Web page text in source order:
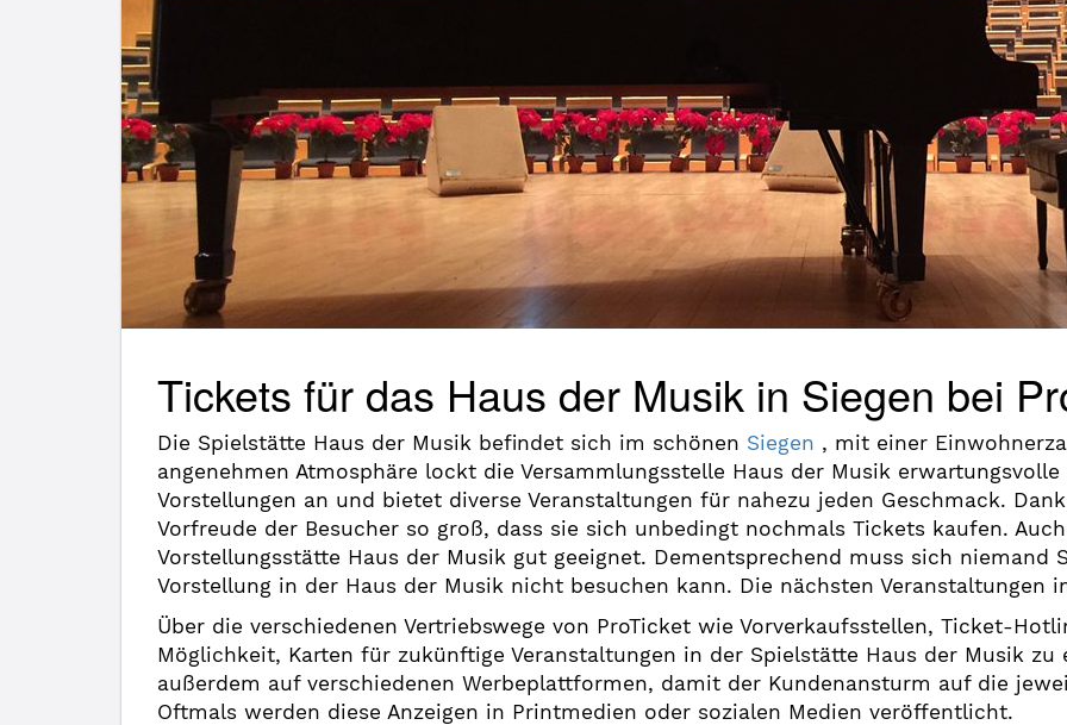
Tickets für das Haus der Musik in Siegen bei
Die Spielstätte Haus der Musik befindet sich im schönen Siegen , mit einer
angenehmen Atmosphäre lockt die Versammlungsstelle Haus der Musik
Vorstellungen an und bietet diverse Veranstaltungen für nahezu jeden Geschmack.
Vorfreude der Besucher so groß, dass sie sich unbedingt nochmals Tickets kaufen.
Vorstellungsstätte Haus der Musik gut geeignet. Dementsprechend muss sich niemand
Vorstellung in der Haus der Musik nicht besuchen kann. Die nächsten Veranstaltungen
Über die verschiedenen Vertriebswege von ProTicket wie Vorverkaufsstellen, Ticket-
Möglichkeit, Karten für zukünftige Veranstaltungen in der Spielstätte Haus der Musik
außerdem auf verschiedenen Werbeplattformen, damit der Kundenansturm auf die
Oftmals werden diese Anzeigen in Printmedien oder sozialen Medien veröffentlicht.